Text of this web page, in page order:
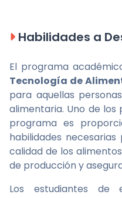
Habilidades a
El programa
Tecnología de
para aquellas
alimentaria. Uno de
programa es
habilidades
calidad de los
de producción y
Los estudiantes de